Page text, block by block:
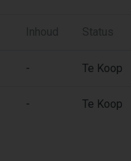
Inhoud Status
- Te Koop
- Te Koop